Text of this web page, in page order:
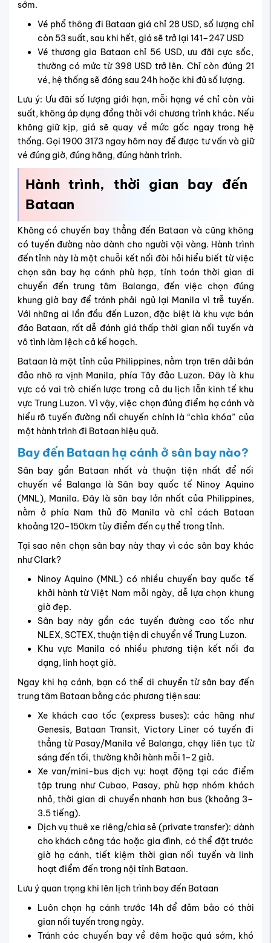
sớm.
Vé phổ thông đi Bataan giá chỉ 28 USD, số lượng chỉ
còn 53 suất, sau khi hết, giá sẽ trở lại 141–247 USD
Vé thương gia Bataan chỉ 56 USD, ưu đãi cực sốc,
thường có mức từ 398 USD trở lên. Chỉ còn đúng 21
vé, hệ thống sẽ đóng sau 24h hoặc khi đủ số lượng.
Lưu ý: Ưu đãi số lượng giới hạn, mỗi hạng vé chỉ còn vài
suất, không áp dụng đồng thời với chương trình khác. Nếu
không giữ kịp, giá sẽ quay về mức gốc ngay trong hệ
thống. Gọi 1900 3173 ngay hôm nay để được tư vấn và giữ
vé đúng giờ, đúng hãng, đúng hành trình.
Hành trình, thời gian bay đến
Bataan
Không có chuyến bay thẳng đến Bataan và cũng không
có tuyến đường nào dành cho người vội vàng. Hành trình
đến tỉnh này là một chuỗi kết nối đòi hỏi hiểu biết từ việc
chọn sân bay hạ cánh phù hợp, tính toán thời gian di
chuyển đến trung tâm Balanga, đến việc chọn đúng
khung giờ bay để tránh phải ngủ lại Manila vì trễ tuyến.
Với những ai lần đầu đến Luzon, đặc biệt là khu vực bán
đảo Bataan, rất dễ đánh giá thấp thời gian nối tuyến và
vô tình làm lệch cả kế hoạch.
Bataan là một tỉnh của Philippines, nằm trọn trên dải bán
đảo nhô ra vịnh Manila, phía Tây đảo Luzon. Đây là khu
vực có vai trò chiến lược trong cả du lịch lẫn kinh tế khu
vực Trung Luzon. Vì vậy, việc chọn đúng điểm hạ cánh và
hiểu rõ tuyến đường nối chuyến chính là “chìa khóa” của
một hành trình đi Bataan hiệu quả.
Bay đến Bataanhạ cánh ở sân bay nào?
Sân bay gần Bataan nhất và thuận tiện nhất để nối
chuyến về Balanga là Sân bay quốc tế Ninoy Aquino
(MNL), Manila. Đây là sân bay lớn nhất của Philippines,
nằm ở phía Nam thủ đô Manila và chỉ cách Bataan
khoảng 120–150km tùy điểm đến cụ thể trong tỉnh.
Tại sao nên chọn sân bay này thay vì các sân bay khác
như Clark?
Ninoy Aquino (MNL) có nhiều chuyến bay quốc tế
khởi hành từ Việt Nam mỗi ngày, dễ lựa chọn khung
giờ đẹp.
Sân bay này gần các tuyến đường cao tốc như
NLEX, SCTEX, thuận tiện di chuyển về Trung Luzon.
Khu vực Manila có nhiều phương tiện kết nối đa
dạng, linh hoạt giờ.
Ngay khi hạ cánh, bạn có thể di chuyển từ sân bay đến
trung tâm Bataan bằng các phương tiện sau:
Xe khách cao tốc (express buses): các hãng như
Genesis, Bataan Transit, Victory Liner có tuyến đi
thẳng từ Pasay/Manila về Balanga, chạy liên tục từ
sáng đến tối, thường khởi hành mỗi 1–2 giờ.
Xe van/mini-bus dịch vụ: hoạt động tại các điểm
tập trung như Cubao, Pasay, phù hợp nhóm khách
nhỏ, thời gian di chuyển nhanh hơn bus (khoảng 3–
3.5 tiếng).
Dịch vụ thuê xe riêng/chia sẻ (private transfer): dành
cho khách công tác hoặc gia đình, có thể đặt trước
giờ hạ cánh, tiết kiệm thời gian nối tuyến và linh
hoạt điểm đến trong nội tỉnh Bataan.
Lưu ý quan trọng khi lên lịch trình bay đến Bataan
Luôn chọn hạ cánh trước 14h để đảm bảo có thời
gian nối tuyến trong ngày.
Tránh các chuyến bay về đêm hoặc quá sớm, khó